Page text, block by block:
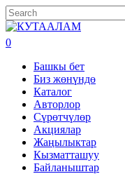
Skip
to
main
content
Close
Search
search
0
Башкы бет
Биз жөнүндө
Каталог
Авторлор
Сүрөтчүлөр
Акциялар
Жаңылыктар
Кызматташуу
Байланыштар